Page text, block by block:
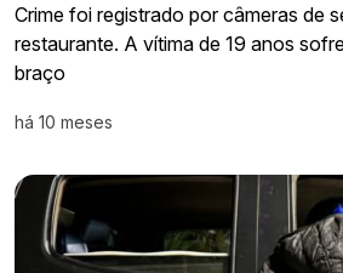
Crime foi registrado por câmeras de
restaurante. A vítima de 19 anos
braço
há 10 meses